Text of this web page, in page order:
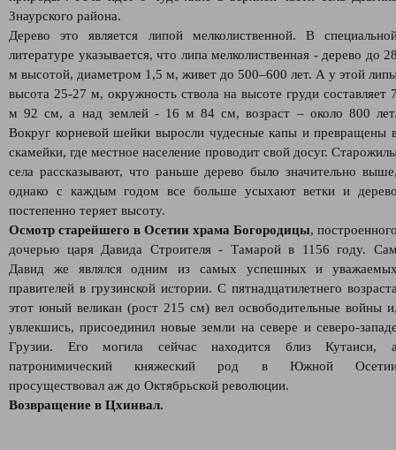
Знаурского района.
Дерево это является липой мелколиственной. В
литературе указывается, что липа мелколиственная - дерево до
м высотой, диаметром 1,5 м, живет до 500–600 лет. А у этой
высота 25-27 м, окружность ствола на высоте груди составляет
м 92 см, а над землей - 16 м 84 см, возраст – около 800
Вокруг корневой шейки выросли чудесные капы и превращены
скамейки, где местное население проводит свой досуг.
села рассказывают, что раньше дерево было значительно
однако с каждым годом все больше усыхают ветки и
постепенно теряет высоту.
Осмотр старейшего в Осетии храма Богородицы,
дочерью царя Давида Строителя - Тамарой в 1156 году.
Давид же являлся одним из самых успешных и
правителей в грузинской истории. С пятнадцатилетнего
этот юный великан (рост 215 см) вел освободительные войны
увлекшись, присоединил новые земли на севере и северо-
Грузии. Его могила сейчас находится близ Кутаиси,
патронимический княжеский род в Южной
просуществовал аж до Октябрьской революции.
Возвращение в Цхинвал.